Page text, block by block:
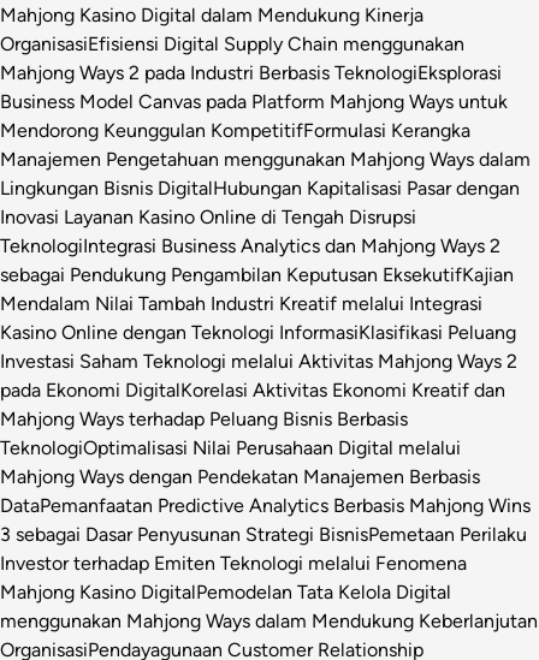
Mahjong Kasino Digital dalam Mendukung Kinerja
OrganisasiEfisiensi Digital Supply Chain menggunakan
Mahjong Ways 2 pada Industri Berbasis TeknologiEksplorasi
Business Model Canvas pada Platform Mahjong Ways untuk
Mendorong Keunggulan KompetitifFormulasi Kerangka
Manajemen Pengetahuan menggunakan Mahjong Ways dalam
Lingkungan Bisnis DigitalHubungan Kapitalisasi Pasar dengan
Inovasi Layanan Kasino Online di Tengah Disrupsi
TeknologiIntegrasi Business Analytics dan Mahjong Ways 2
sebagai Pendukung Pengambilan Keputusan EksekutifKajian
Mendalam Nilai Tambah Industri Kreatif melalui Integrasi
Kasino Online dengan Teknologi InformasiKlasifikasi Peluang
Investasi Saham Teknologi melalui Aktivitas Mahjong Ways 2
pada Ekonomi DigitalKorelasi Aktivitas Ekonomi Kreatif dan
Mahjong Ways terhadap Peluang Bisnis Berbasis
TeknologiOptimalisasi Nilai Perusahaan Digital melalui
Mahjong Ways dengan Pendekatan Manajemen Berbasis
DataPemanfaatan Predictive Analytics Berbasis Mahjong Wins
3 sebagai Dasar Penyusunan Strategi BisnisPemetaan Perilaku
Investor terhadap Emiten Teknologi melalui Fenomena
Mahjong Kasino DigitalPemodelan Tata Kelola Digital
menggunakan Mahjong Ways dalam Mendukung Keberlanjutan
OrganisasiPendayagunaan Customer Relationship